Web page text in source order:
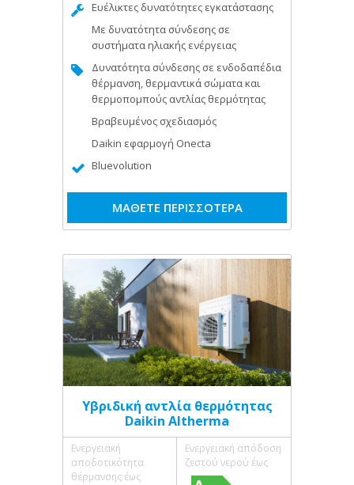
Ευέλικτες δυνατότητες εγκατάστασης
Με δυνατότητα σύνδεσης σε
συστήματα ηλιακής ενέργειας
Δυνατότητα σύνδεσης σε ενδοδαπέδια
θέρμανση, θερμαντικά σώματα και
θερμοπομπούς αντλίας θερμότητας
Βραβευμένος σχεδιασμός
Daikin εφαρμογή Onecta
Bluevolution
ΜΑΘΕΤΕ ΠΕΡΙΣΣΟΤΕΡΑ
Υβριδική αντλία θερμότητας
Daikin Altherma
Ενεργειακή
αποδοτικότητα
θέρμανσης έως
Ενεργειακή απόδοση
ζεστού νερού έως